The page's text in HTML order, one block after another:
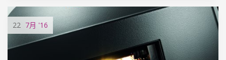
22 7月 '16